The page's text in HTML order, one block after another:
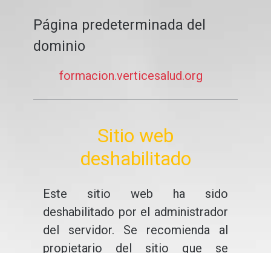
Página predeterminada del
dominio
formacion.verticesalud.org
Sitio web
deshabilitado
Este sitio web ha sido
deshabilitado por el administrador
del servidor. Se recomienda al
propietario del sitio que se